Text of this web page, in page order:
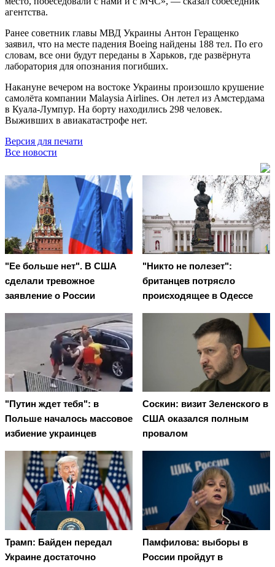
агентства.
Ранее советник главы МВД Украины Антон Геращенко
заявил, что на месте падения Boeing найдены 188 тел. По его
словам, все они будут переданы в Харьков, где развёрнута
лаборатория для опознания погибших.
Накануне вечером на востоке Украины произошло крушение
самолёта компании Malaysia Airlines. Он летел из Амстердама
в Куала-Лумпур. На борту находились 298 человек.
Выживших в авиакатастрофе нет.
Версия для печати
Все новости
"Ее больше нет". В США
сделали тревожное
заявление о России
"Никто не полезет":
британцев потрясло
происходящее в Одессе
"Путин ждет тебя": в
Польше началось массовое
избиение украинцев
Соскин: визит Зеленского в
США оказался полным
провалом
Трамп: Байден передал
Украине достаточно
Памфилова: выборы в
России пройдут в